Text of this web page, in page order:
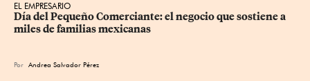
EL EMPRESARIO
Día del Pequeño Comerciante: el negocio que sostiene a
miles de familias mexicanas
Por Andrea Salvador Pérez